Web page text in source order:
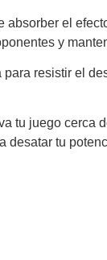
el
y
resistir el
tu juego cerca
desatar tu